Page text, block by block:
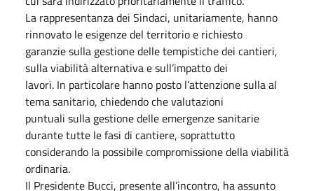
La rappresentanza dei Sindaci, unitariamente, hanno
rinnovato le esigenze del territorio e richiesto
garanzie sulla gestione delle tempistiche dei cantieri,
sulla viabilità alternativa e sull’impatto dei
lavori. In particolare hanno posto l’attenzione sulla al
tema sanitario, chiedendo che valutazioni
puntuali sulla gestione delle emergenze sanitarie
durante tutte le fasi di cantiere, soprattutto
considerando la possibile compromissione della viabilità
ordinaria.
Il Presidente Bucci, presente all’incontro, ha assunto